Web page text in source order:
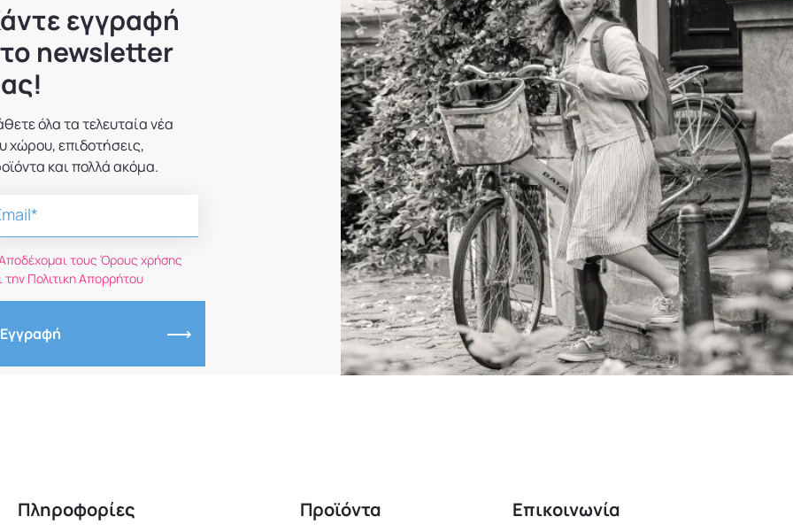
εγγραφή
newsletter
όλα τα τελευταία νέα
χώρου, επιδοτήσεις,
και πολλά ακόμα.
τους Όρους χρήσης
την Πολιτικη Απορρήτου
Εγγραφή
Πληροφορίες Προϊόντα Επικοινωνία